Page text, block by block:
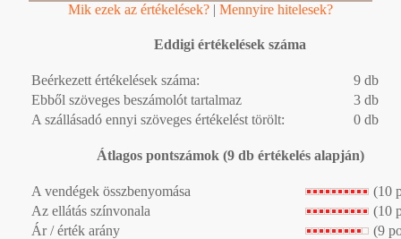
Mik ezek az értékelések? | Mennyire hitelesek?
Eddigi értékelések száma
Beérkezett értékelések száma:
9 db
Ebből szöveges beszámolót tartalmaz
3 db
A szállásadó ennyi szöveges értékelést törölt:
0 db
Átlagos pontszámok (9 db értékelés alapján)
A vendégek összbenyomása
(10
Az ellátás színvonala
(10
Ár / érték arány
(9